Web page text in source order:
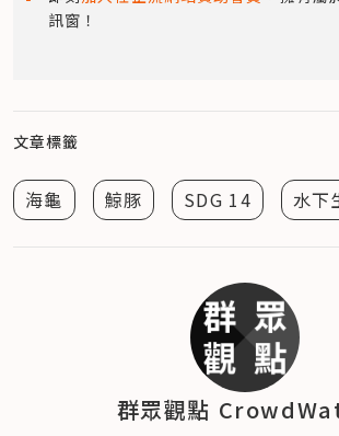
訊窗！
文章標籤
海龜 鯨豚 SDG 14 水下
群眾觀點